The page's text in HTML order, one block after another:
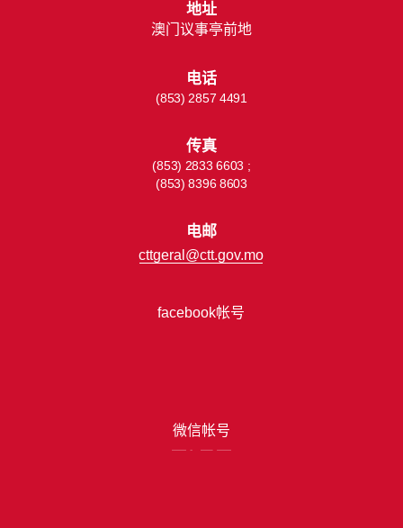
facebook帐号
微信帐号
地址
澳门议事亭前地
电话
(853) 2857 4491
传真
(853) 2833 6603 ;
(853) 8396 8603
电邮
cttgeral@ctt.gov.mo